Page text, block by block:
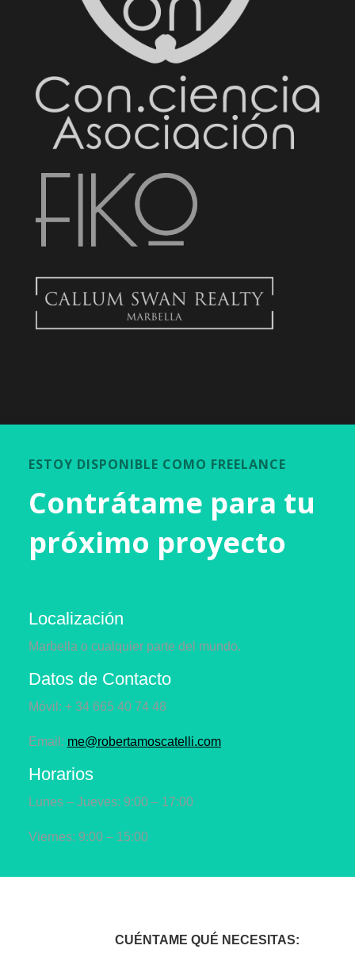
ESTOY DISPONIBLE COMO FREELANCE
Contrátame para tu
próximo proyecto
Localización
Marbella o cualquier parte del mundo.
Datos de Contacto
Móvil: + 34 665 40 74 48
Email: me@robertamoscatelli.com
Horarios
Lunes – Jueves: 9:00 – 17:00
Viernes: 9:00 – 15:00
CUÉNTAME QUÉ NECESITAS: